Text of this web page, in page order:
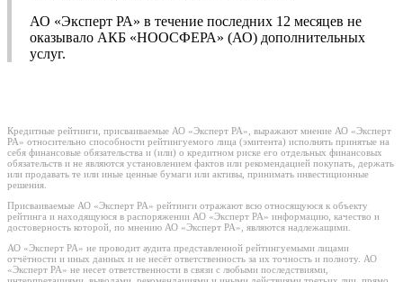
АО «Эксперт РА» в течение последних 12 месяцев не
оказывало АКБ «НООСФЕРА» (АО) дополнительных
услуг.
Кредитные рейтинги, присваиваемые АО «Эксперт РА», выражают мнение АО «Эксперт
РА» относительно способности рейтингуемого лица (эмитента) исполнять принятые на
себя финансовые обязательства и (или) о кредитном риске его отдельных финансовых
обязательств и не являются установлением фактов или рекомендацией покупать, держать
или продавать те или иные ценные бумаги или активы, принимать инвестиционные
решения.
Присваиваемые АО «Эксперт РА» рейтинги отражают всю относящуюся к объекту
рейтинга и находящуюся в распоряжении АО «Эксперт РА» информацию, качество и
достоверность которой, по мнению АО «Эксперт РА», являются надлежащими.
АО «Эксперт РА» не проводит аудита представленной рейтингуемыми лицами
отчётности и иных данных и не несёт ответственность за их точность и полноту. АО
«Эксперт РА» не несет ответственности в связи с любыми последствиями,